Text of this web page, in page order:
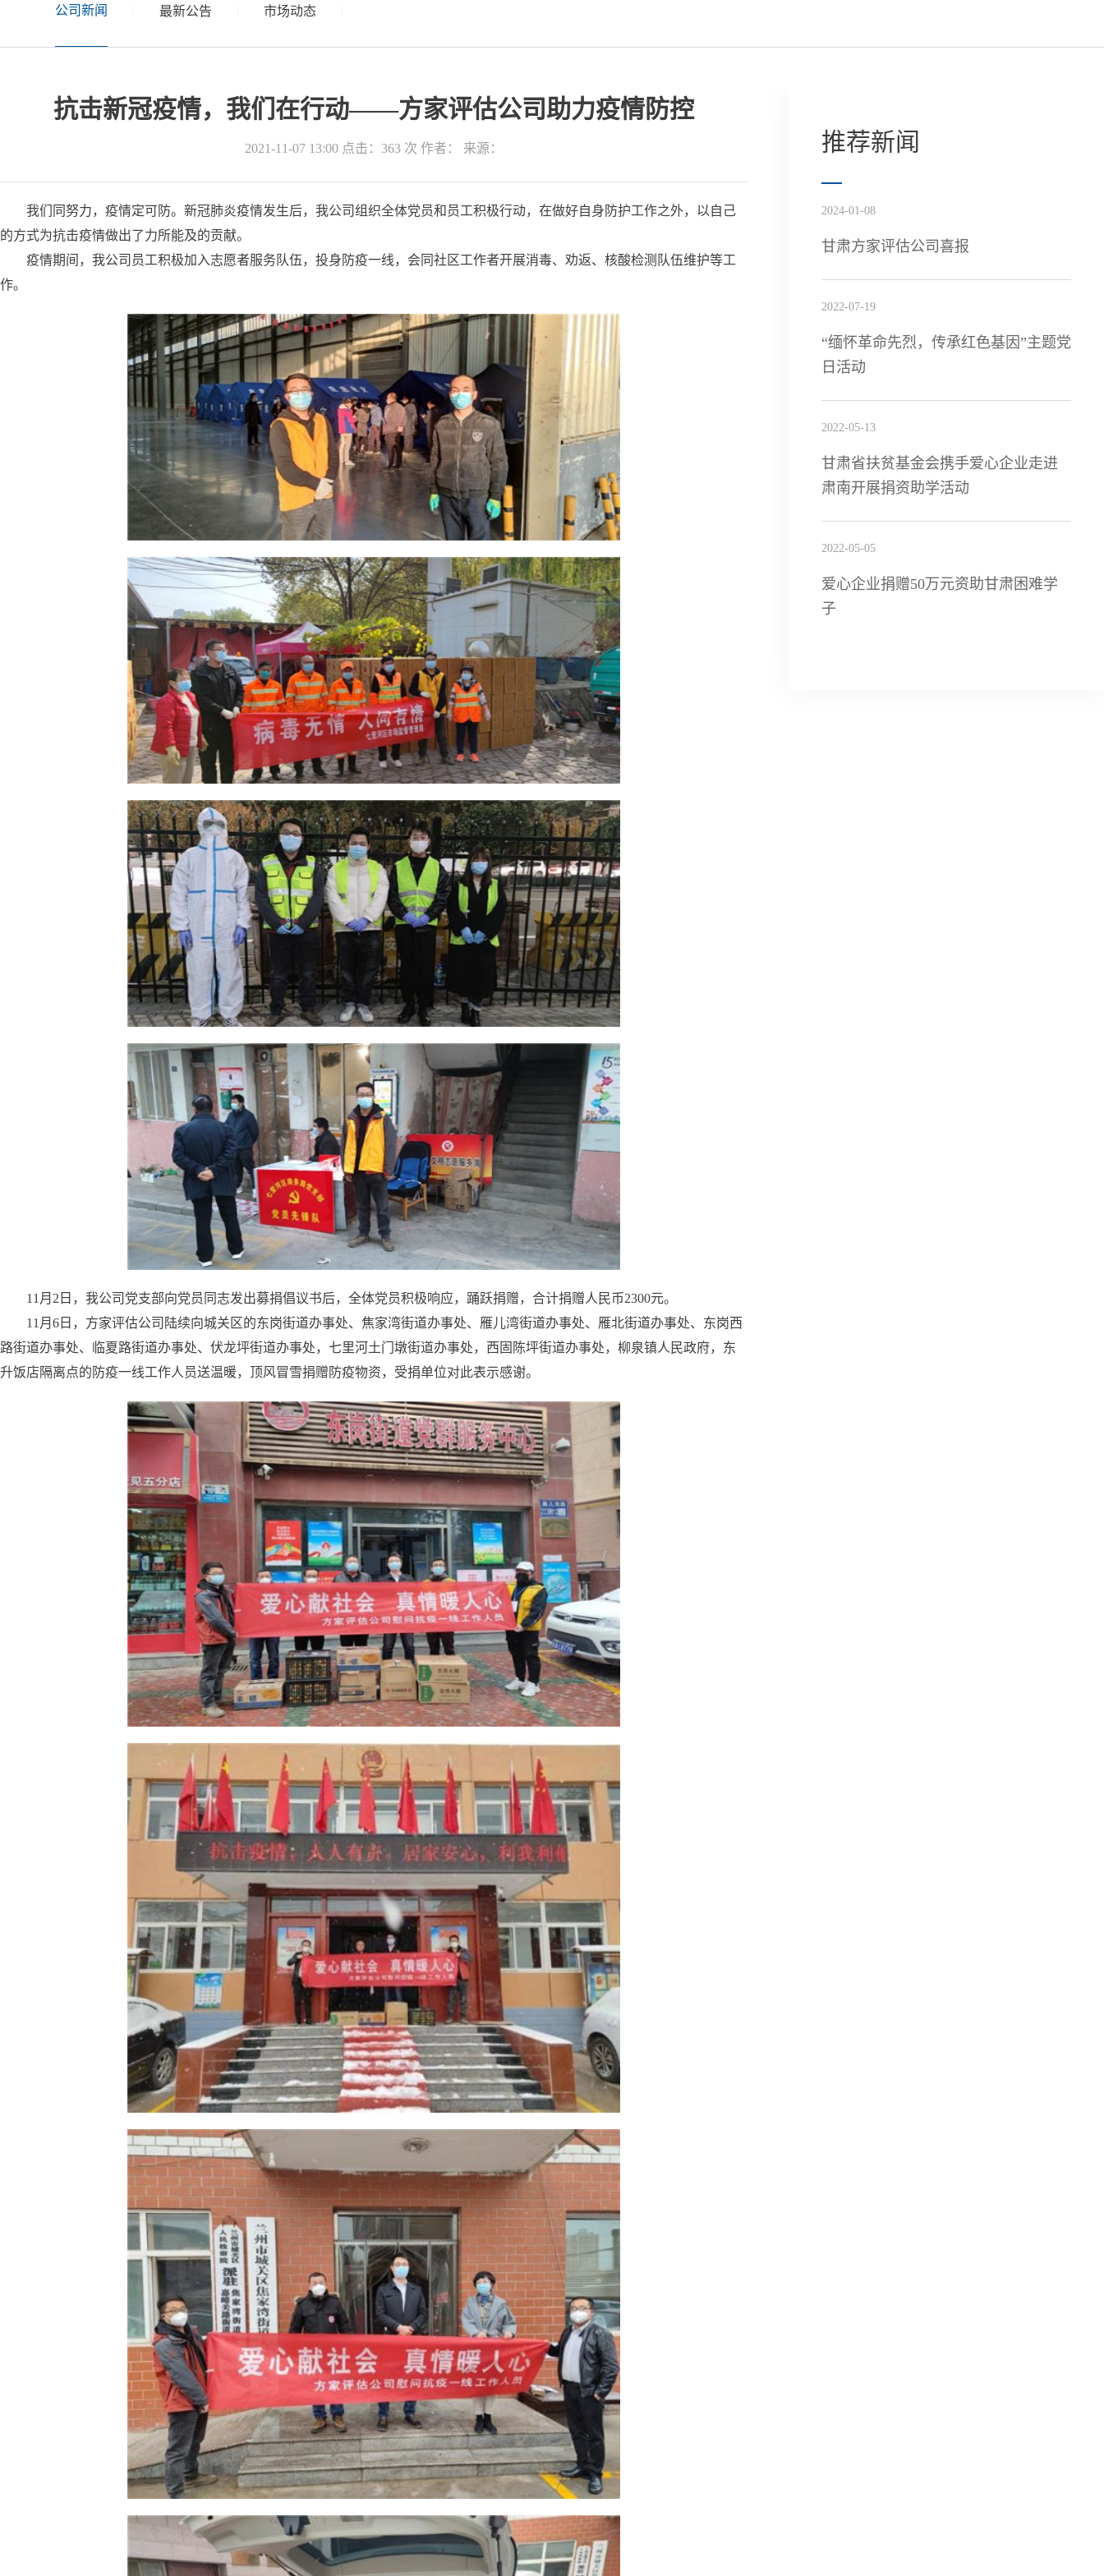
公司新闻 最新公告 市场动态
抗击新冠疫情，我们在行动——方家评估公司助力疫情防控
2021-11-07 13:00 点击：363 次 作者： 来源：
我们同努力，疫情定可防。新冠肺炎疫情发生后，我公司组织全体党员和员工积极行动，在做好自身防护工作之外，以自己
的方式为抗击疫情做出了力所能及的贡献。
疫情期间，我公司员工积极加入志愿者服务队伍，投身防疫一线，会同社区工作者开展消毒、劝返、核酸检测队伍维护等工
作。
11月2日，我公司党支部向党员同志发出募捐倡议书后，全体党员积极响应，踊跃捐赠，合计捐赠人民币2300元。
11月6日，方家评估公司陆续向城关区的东岗街道办事处、焦家湾街道办事处、雁儿湾街道办事处、雁北街道办事处、东岗西
路街道办事处、临夏路街道办事处、伏龙坪街道办事处，七里河土门墩街道办事处，西固陈坪街道办事处，柳泉镇人民政府，东
升饭店隔离点的防疫一线工作人员送温暖，顶风冒雪捐赠防疫物资，受捐单位对此表示感谢。
推荐新闻
2024-01-08
甘肃方家评估公司喜报
2022-07-19
“缅怀革命先烈，传承红色基因”主题党
日活动
2022-05-13
甘肃省扶贫基金会携手爱心企业走进
肃南开展捐资助学活动
2022-05-05
爱心企业捐赠50万元资助甘肃困难学
子